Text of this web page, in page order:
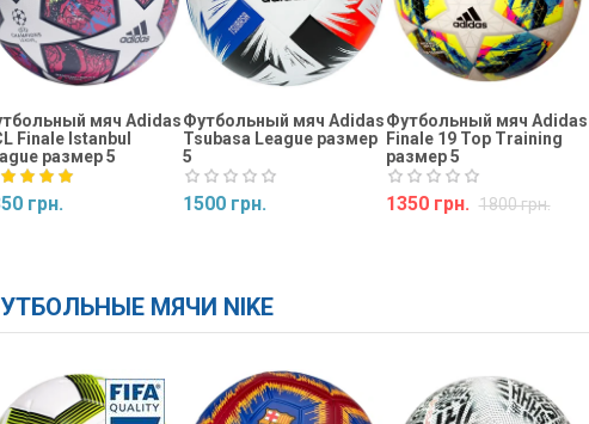
мяч Adidas
Finale Istanbul
размер 5
грн.
Футбольный мяч Adidas
Tsubasa League размер
5
1500 грн.
Футбольный мяч Adidas
Finale 19 Top Training
размер 5
1350 грн. 1800 грн.
МЯЧИ NIKE